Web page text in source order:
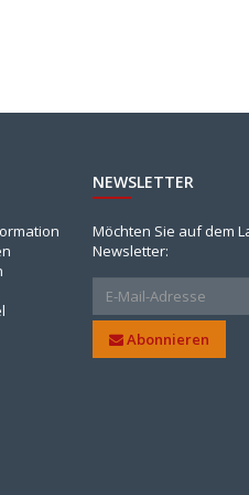
NEWSLETTER
Möchten Sie auf dem
Newsletter:
Abonnieren